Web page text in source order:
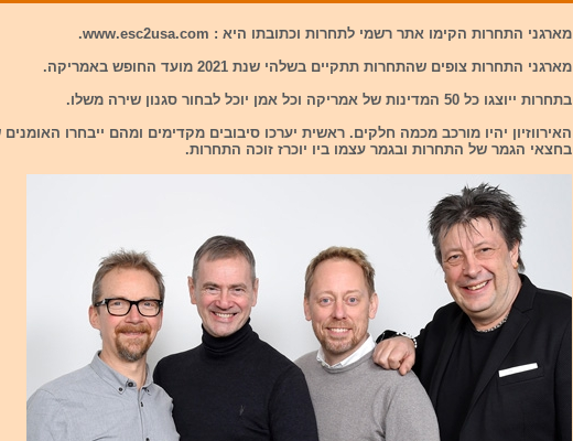
מארגני התחרות הקימו אתר רשמי לתחרות וכתובתו היא : www.esc2usa.com.
מארגני התחרות צופים שהתחרות תתקיים בשלהי שנת 2021 מועד החופש באמריקה.
בתחרות ייוצגו כל 50 המדינות של אמריקה וכל אמן יוכל לבחור סגנון שירה משלו.
האירווזיון יהיו מורכב מכמה חלקים. ראשית יערכו סיבובים מקדימים ומהם ייבחרו האומנים
בחצאי הגמר של התחרות ובגמר עצמו ביו יוכרז זוכה התחרות.